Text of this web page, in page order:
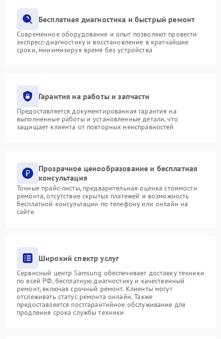
Бесплатная диагностика и быстрый ремонт
Современное оборудование и опыт позволяют провести
экспресс-диагностику и восстановление в кратчайшие
сроки, минимизируя время без устройства
Гарантия на работы и запчасти
Предоставляется документированная гарантия на
выполненные работы и установленные детали, что
защищает клиента от повторных неисправностей
Прозрачное ценообразование и бесплатная
консультация
Точные прайс-листы, предварительная оценка стоимости
ремонта, отсутствие скрытых платежей и возможность
бесплатной консультации по телефону или онлайн на
сайте
Широкий спектр услуг
Сервисный центр Samsung обеспечивает доставку техники
по всей РФ, бесплатную диагностику и качественный
ремонт, включая срочный ремонт. Клиенты могут
отслеживать статус ремонта онлайн. Также
предоставляется постгарантийное обслуживание для
продления срока службы техники